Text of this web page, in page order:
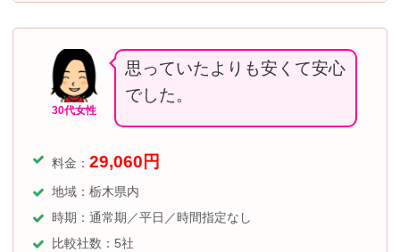
30代女性
思っていたよりも安くて安心
でした。
料金： 29,060 円
地域：栃木県内
時期：通常期／平日／時間指定なし
比較社数：5社